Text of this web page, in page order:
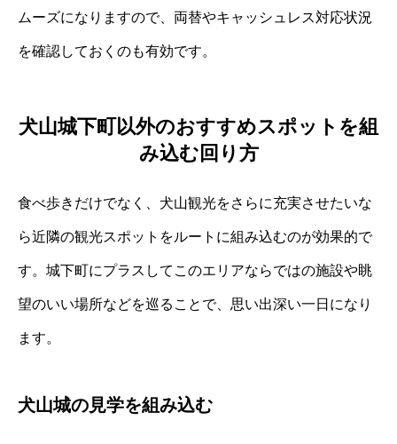
ムーズになりますので、両替やキャッシュレス対応状況
を確認しておくのも有効です。
犬山城下町以外のおすすめスポットを組
み込む回り方
食べ歩きだけでなく、犬山観光をさらに充実させたいな
ら近隣の観光スポットをルートに組み込むのが効果的で
す。城下町にプラスしてこのエリアならではの施設や眺
望のいい場所などを巡ることで、思い出深い一日になり
ます。
犬山城の見学を組み込む